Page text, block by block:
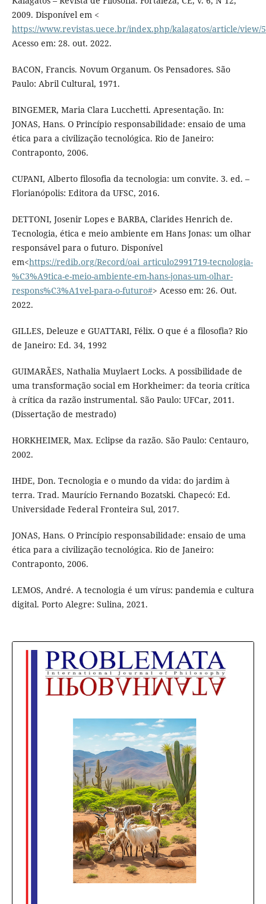
2009. Disponível em <
https://www.revistas.uece.br/index.php/kalagatos/article/view/
Acesso em: 28. out. 2022.
BACON, Francis. Novum Organum. Os Pensadores. São
Paulo: Abril Cultural, 1971.
BINGEMER, Maria Clara Lucchetti. Apresentação. In:
JONAS, Hans. O Princípio responsabilidade: ensaio de uma
ética para a civilização tecnológica. Rio de Janeiro:
Contraponto, 2006.
CUPANI, Alberto filosofia da tecnologia: um convite. 3. ed. –
Florianópolis: Editora da UFSC, 2016.
DETTONI, Josenir Lopes e BARBA, Clarides Henrich de.
Tecnologia, ética e meio ambiente em Hans Jonas: um olhar
responsável para o futuro. Disponível
em<https://redib.org/Record/oai_articulo2991719-tecnologia-
%C3%A9tica-e-meio-ambiente-em-hans-jonas-um-olhar-
respons%C3%A1vel-para-o-futuro#> Acesso em: 26. Out.
2022.
GILLES, Deleuze e GUATTARI, Félix. O que é a filosofia? Rio
de Janeiro: Ed. 34, 1992
GUIMARÃES, Nathalia Muylaert Locks. A possibilidade de
uma transformação social em Horkheimer: da teoria crítica
à crítica da razão instrumental. São Paulo: UFCar, 2011.
(Dissertação de mestrado)
HORKHEIMER, Max. Eclipse da razão. São Paulo: Centauro,
2002.
IHDE, Don. Tecnologia e o mundo da vida: do jardim à
terra. Trad. Maurício Fernando Bozatski. Chapecó: Ed.
Universidade Federal Fronteira Sul, 2017.
JONAS, Hans. O Princípio responsabilidade: ensaio de uma
ética para a civilização tecnológica. Rio de Janeiro:
Contraponto, 2006.
LEMOS, André. A tecnologia é um vírus: pandemia e cultura
digital. Porto Alegre: Sulina, 2021.